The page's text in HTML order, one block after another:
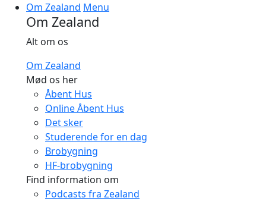
Om Zealand Menu
Om Zealand
Alt om os
Om Zealand
Mød os her
Åbent Hus
Online Åbent Hus
Det sker
Studerende for en dag
Brobygning
HF-brobygning
Find information om
Podcasts fra Zealand